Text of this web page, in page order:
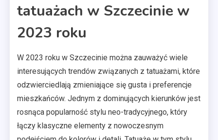
tatuażach w Szczecinie w
2023 roku
W 2023 roku w Szczecinie można zauważyć wiele
interesujących trendów związanych z tatuażami, które
odzwierciedlają zmieniające się gusta i preferencje
mieszkańców. Jednym z dominujących kierunków jest
rosnąca popularność stylu neo-tradycyjnego, który
łączy klasyczne elementy z nowoczesnym